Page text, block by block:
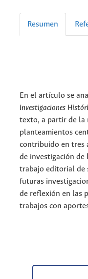
Resumen
En el artículo se
Investigaciones
texto, a partir de la
planteamientos
contribuido en tres
de investigación
trabajo editorial de
futuras
de reflexión en las
trabajos con